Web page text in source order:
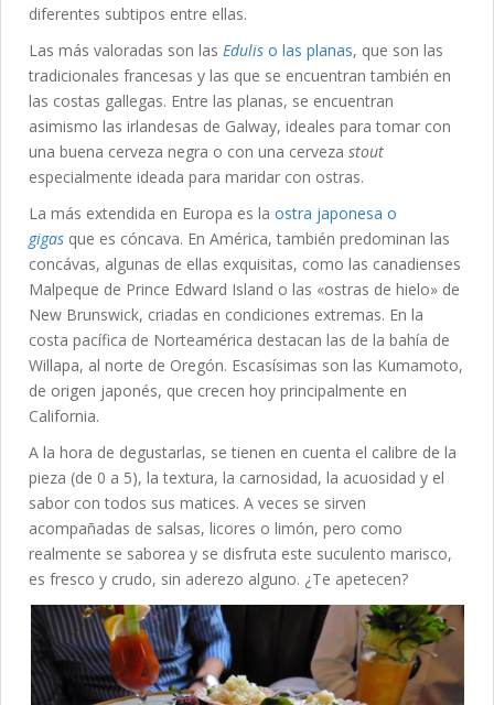
diferentes subtipos entre ellas.
Las más valoradas son las Edulis o las planas, que son las
tradicionales francesas y las que se encuentran también en
las costas gallegas. Entre las planas, se encuentran
asimismo las irlandesas de Galway, ideales para tomar con
una buena cerveza negra o con una cerveza stout
especialmente ideada para maridar con ostras.
La más extendida en Europa es la ostra japonesa o
gigas que es cóncava. En América, también predominan las
concávas, algunas de ellas exquisitas, como las canadienses
Malpeque de Prince Edward Island o las «ostras de hielo» de
New Brunswick, criadas en condiciones extremas. En la
costa pacífica de Norteamérica destacan las de la bahía de
Willapa, al norte de Oregón. Escasísimas son las Kumamoto,
de origen japonés, que crecen hoy principalmente en
California.
A la hora de degustarlas, se tienen en cuenta el calibre de la
pieza (de 0 a 5), la textura, la carnosidad, la acuosidad y el
sabor con todos sus matices. A veces se sirven
acompañadas de salsas, licores o limón, pero como
realmente se saborea y se disfruta este suculento marisco,
es fresco y crudo, sin aderezo alguno. ¿Te apetecen?